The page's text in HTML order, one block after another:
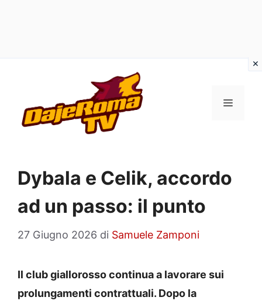
contenuto
MENU
Dybala e Celik, accordo
ad un passo: il punto
27 Giugno 2026 di Samuele Zamponi
Il club giallorosso continua a lavorare sui
prolungamenti contrattuali. Dopo la